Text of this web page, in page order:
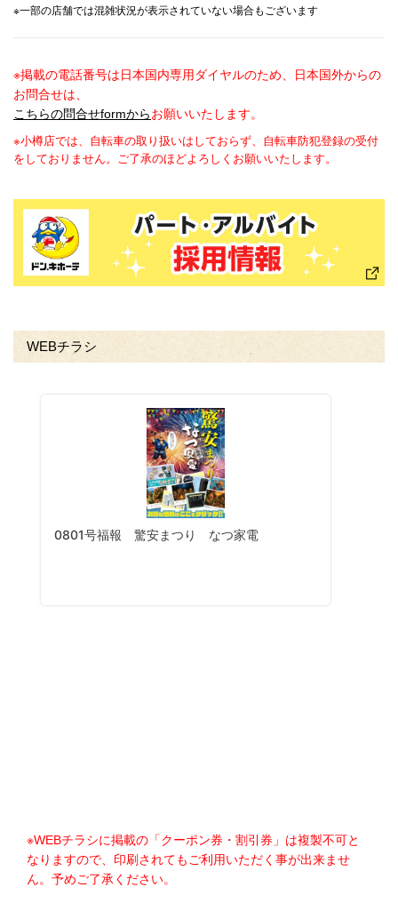
※一部の店舗では混雑状況が表示されていない場合もございます
※掲載の電話番号は日本国内専用ダイヤルのため、日本国外からの
お問合せは、
こちらの問合せformからお願いいたします。
※小樽店では、自転車の取り扱いはしておらず、自転車防犯登録の受付
をしておりません。ご了承のほどよろしくお願いいたします。
WEBチラシ
※WEBチラシに掲載の「クーポン券・割引券」は複製不可と
なりますので、印刷されてもご利用いただく事が出来ませ
ん。予めご了承ください。